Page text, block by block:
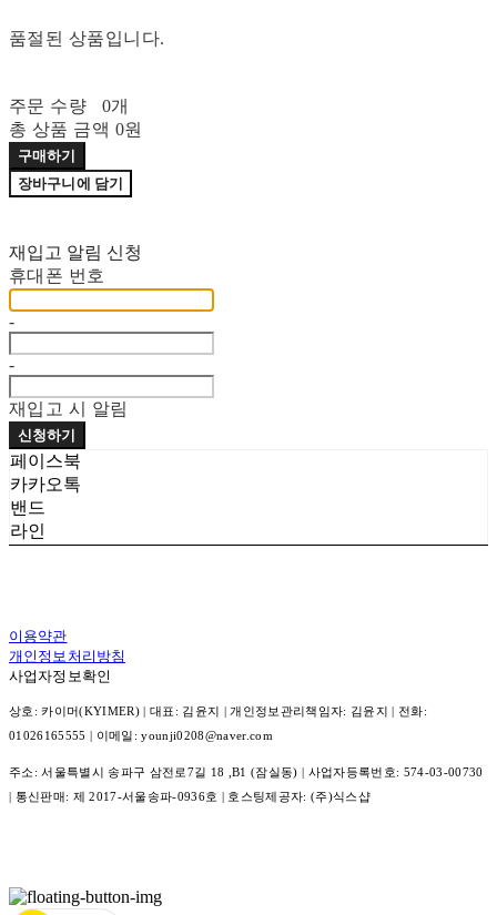
품절된 상품입니다.
주문 수량
0개
총 상품 금액 0원
구매하기
장바구니에 담기
재입고 알림 신청
휴대폰 번호
-
-
재입고 시 알림
신청하기
페이스북
카카오톡
밴드
라인
이용약관
개인정보처리방침
사업자정보확인
상호: 카이머(KYIMER) | 대표: 김윤지 | 개인정보관리책임자: 김윤지 | 전화:
01026165555 | 이메일: younji0208@naver.com
주소: 서울특별시 송파구 삼전로7길 18 ,B1 (잠실동) | 사업자등록번호: 574-03-00730
| 통신판매: 제 2017-서울송파-0936호 | 호스팅제공자: (주)식스샵